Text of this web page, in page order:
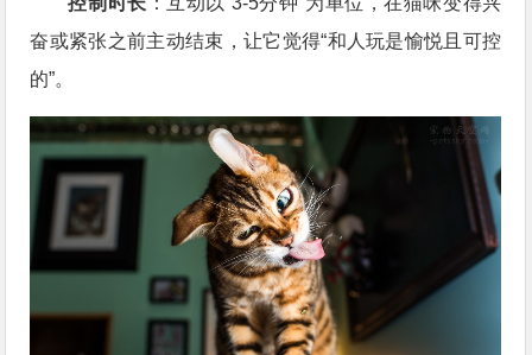
奋或紧张之前主动结束，让它觉得“和人玩是愉悦且可控
的”。